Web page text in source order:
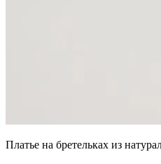
Платье на бретельках из